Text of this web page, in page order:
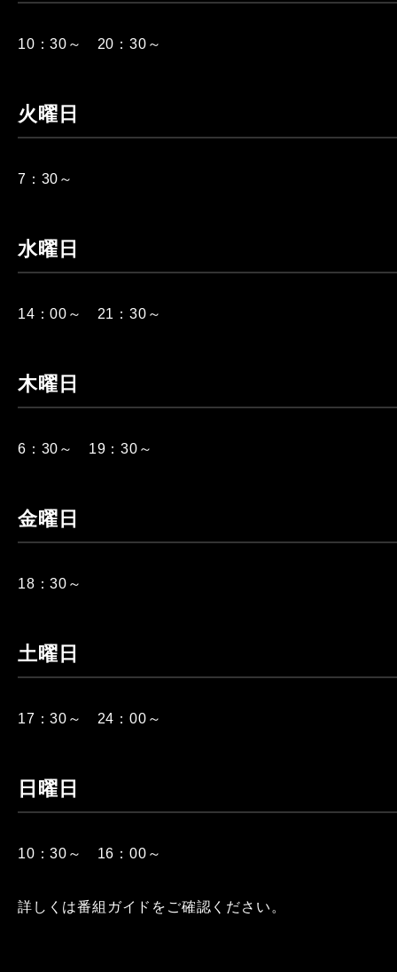
10：30～ 20：30～
火曜日
7：30～
水曜日
14：00～ 21：30～
木曜日
6：30～ 19：30～
金曜日
18：30～
土曜日
17：30～ 24：00～
日曜日
10：30～ 16：00～
詳しくは番組ガイドをご確認ください。